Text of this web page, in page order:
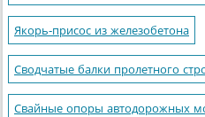
Якорь-присос из железобетона
Сводчатые балки пролетного
Свайные опоры автодорожных